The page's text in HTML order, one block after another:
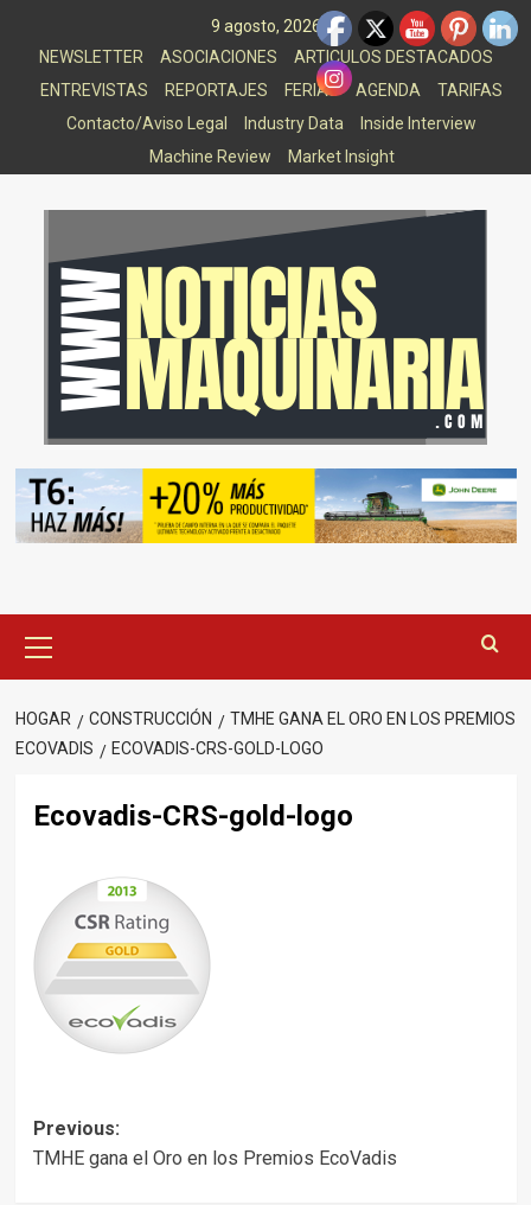
9 agosto, 2026
NEWSLETTER
ASOCIACIONES
ARTICULOS DESTACADOS
ENTREVISTAS
REPORTAJES FERIAS AGENDA
TARIFAS
Contacto/Aviso Legal
Industry Data
Inside Interview
Machine Review
Market Insight
principal
HOGAR CONSTRUCCIÓN
TMHE GANA EL ORO EN LOS PREMIOS
ECOVADIS
ECOVADIS-CRS-GOLD-LOGO
Ecovadis-CRS-gold-logo
Post
navigation
Previous:
TMHE gana el Oro en los Premios EcoVadis